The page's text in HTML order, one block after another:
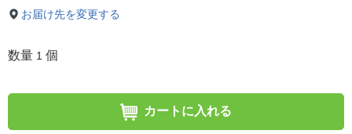
お届け先を変更する
数量 1 個
カートに入れる